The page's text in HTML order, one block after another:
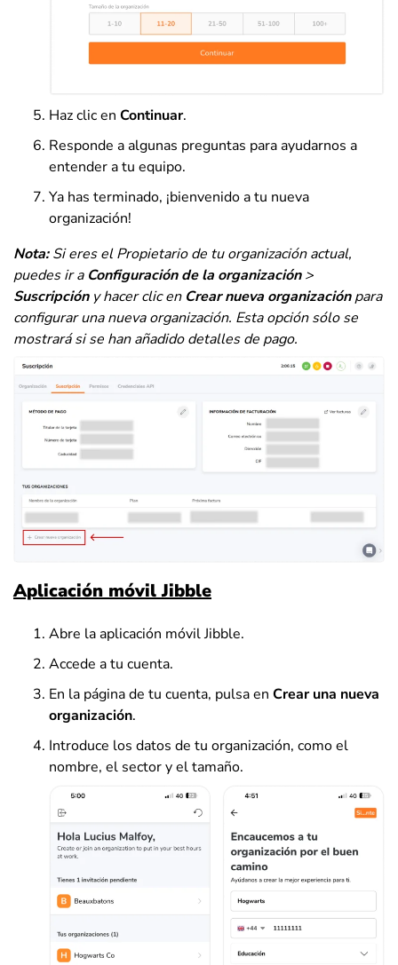
Haz clic en Continuar.
Responde a algunas preguntas para ayudarnos a
entender a tu equipo.
Ya has terminado, ¡bienvenido a tu nueva
organización!
Nota:Si eres el Propietario de tu organización actual,
puedes ir a Configuración de la organización>
Suscripcióny hacer clic en Crear nueva organizaciónpara
configurar una nueva organización. Esta opción sólo se
mostrará si se han añadido detalles de pago.
Aplicación móvil Jibble
Abre la aplicación móvil Jibble.
Accede a tu cuenta.
En la página de tu cuenta, pulsa en Crear una nueva
organización.
Introduce los datos de tu organización, como el
nombre, el sector y el tamaño.